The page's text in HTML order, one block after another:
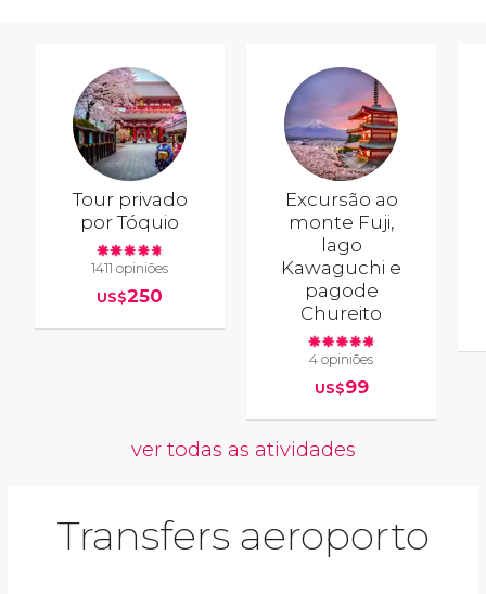
Tour privado
por Tóquio
1411 opiniões
US$250
Excursão ao
monte Fuji,
lago
Kawaguchi e
pagode
Chureito
4 opiniões
US$99
ver todas as atividades
Transfers aeroporto